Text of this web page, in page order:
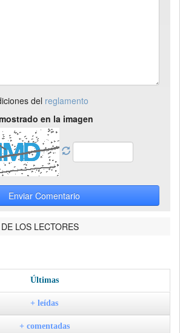
del reglamento
en la imagen
Enviar Comentario
LOS LECTORES
Últimas
+ leídas
+ comentadas